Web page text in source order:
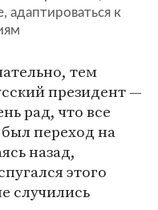
адаптироваться к
тем
президент —
рад, что все
переход на
назад,
этого
случились